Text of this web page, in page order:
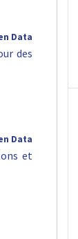
Data
des
Data
et